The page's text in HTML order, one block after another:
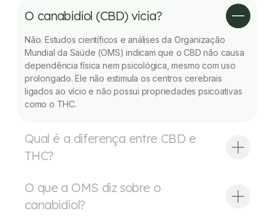
O canabidiol (CBD) vicia?
Não. Estudos científicos e análises da Organização
Mundial da Saúde (OMS) indicam que o CBD não causa
dependência física nem psicológica, mesmo com uso
prolongado. Ele não estimula os centros cerebrais
ligados ao vício e não possui propriedades psicoativas
como o THC.
Qual é a diferença entre CBD e
THC?
O que a OMS diz sobre o
canabidiol?